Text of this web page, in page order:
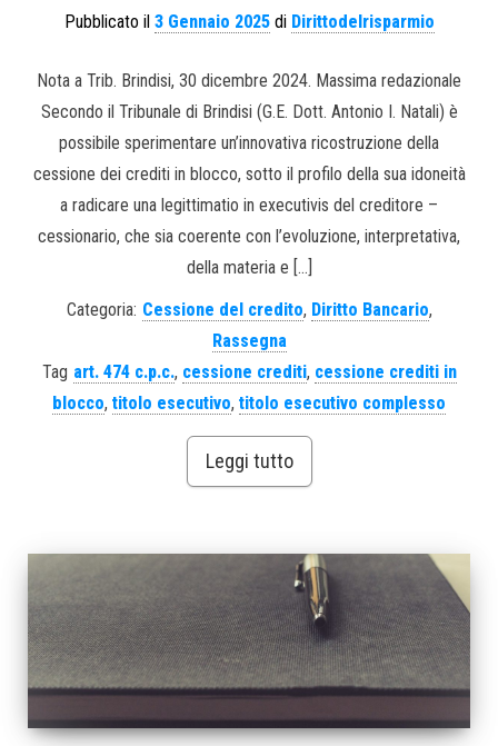
Pubblicato il 3 Gennaio 2025di Dirittodelrisparmio
Nota a Trib. Brindisi, 30 dicembre 2024. Massima redazionale
Secondo il Tribunale di Brindisi (G.E. Dott. Antonio I. Natali) è
possibile sperimentare un’innovativa ricostruzione della
cessione dei crediti in blocco, sotto il profilo della sua idoneità
a radicare una legittimatio in executivis del creditore –
cessionario, che sia coerente con l’evoluzione, interpretativa,
della materia e […]
Categoria: Cessione del credito, Diritto Bancario,
Rassegna
Tag art. 474 c.p.c., cessione crediti, cessione crediti in
blocco, titolo esecutivo, titolo esecutivo complesso
Leggi tutto